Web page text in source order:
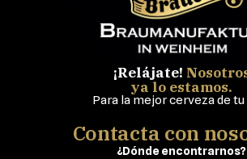
¡Relájate!
ya lo estamos.
Para la mejor cerveza de tu
Contacta con
¿Dónde encontrarnos?